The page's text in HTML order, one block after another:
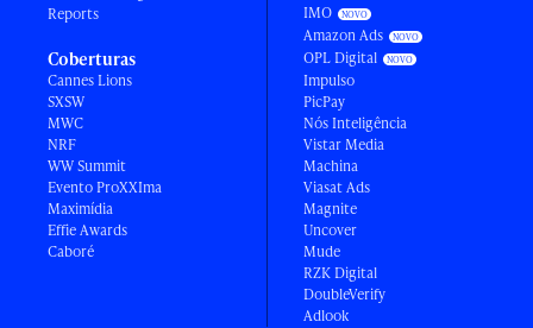
Reports
Coberturas
Cannes Lions
SXSW
MWC
NRF
WW Summit
Evento ProXXIma
Maximídia
Effie Awards
Caboré
IMO
Amazon Ads
OPL Digital
Impulso
PicPay
Nós Inteligência
Vistar Media
Machina
Viasat Ads
Magnite
Uncover
Mude
RZK Digital
DoubleVerify
Adlook